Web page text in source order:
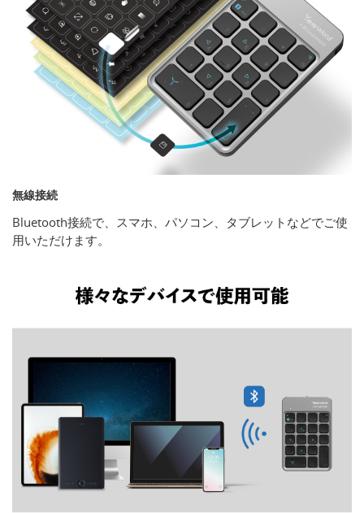
無線接続
Bluetooth接続で、スマホ、パソコン、タブレットなどでご使
用いただけます。